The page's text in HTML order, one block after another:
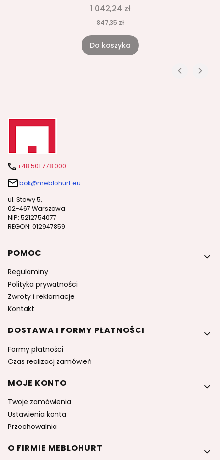
1 042,24 zł
847,35 zł
Do koszyka
+48 501 778 000
bok@meblohurt.eu
ul. Stawy 5,
02-467 Warszawa
NIP: 5212754077
REGON: 012947859
Linki w stopce
POMOC
Regulaminy
Polityka prywatności
Zwroty i reklamacje
Kontakt
DOSTAWA I FORMY PŁATNOŚCI
Formy płatności
Czas realizacj zamówień
MOJE KONTO
Twoje zamówienia
Ustawienia konta
Przechowalnia
O FIRMIE MEBLOHURT